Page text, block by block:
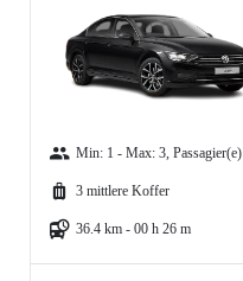
Min: 1 - Max: 3, Passagier(e)
3 mittlere Koffer
36.4 km - 00 h 26 m